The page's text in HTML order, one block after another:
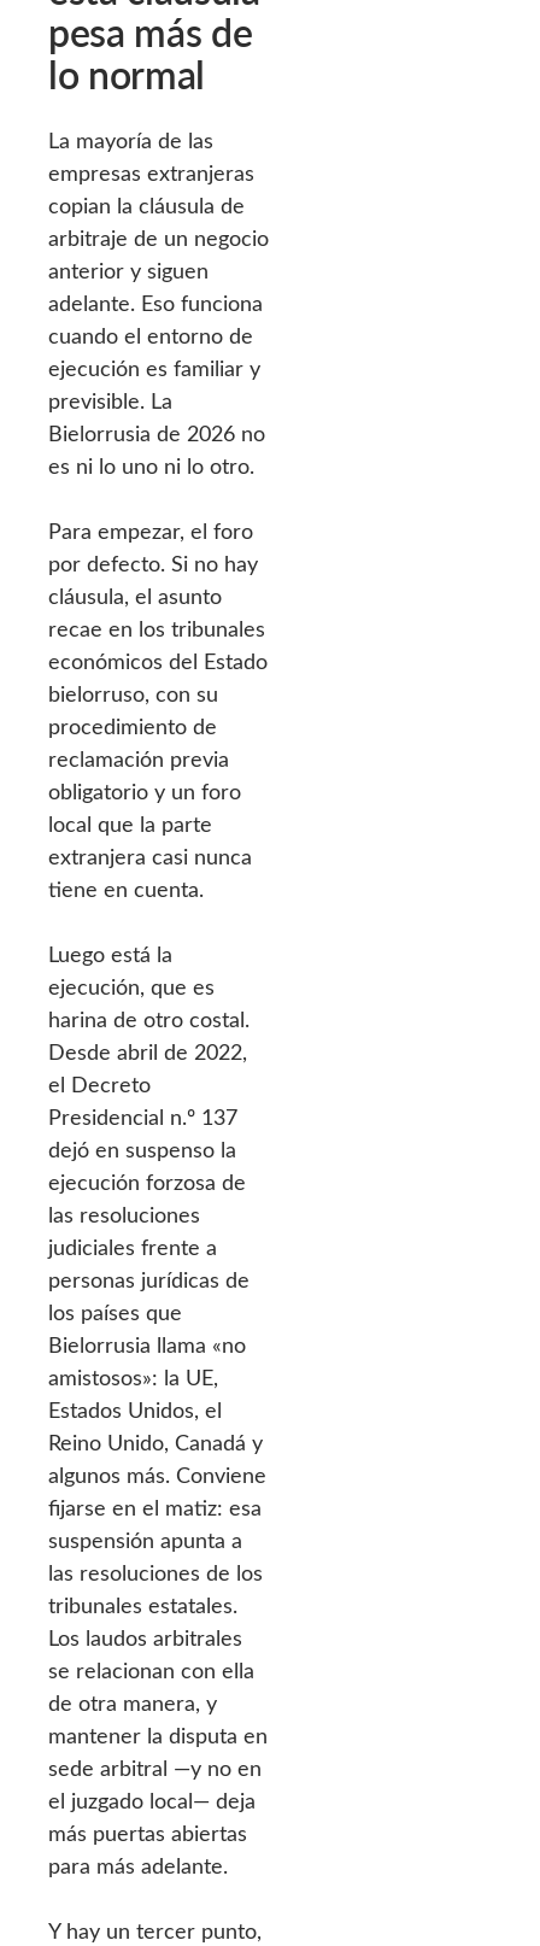
pesa más de
lo normal
La mayoría de las
empresas extranjeras
copian la cláusula de
arbitraje de un negocio
anterior y siguen
adelante. Eso funciona
cuando el entorno de
ejecución es familiar y
previsible. La
Bielorrusia de 2026 no
es ni lo uno ni lo otro.
Para empezar, el foro
por defecto. Si no hay
cláusula, el asunto
recae en los tribunales
económicos del Estado
bielorruso, con su
procedimiento de
reclamación previa
obligatorio y un foro
local que la parte
extranjera casi nunca
tiene en cuenta.
Luego está la
ejecución, que es
harina de otro costal.
Desde abril de 2022,
el Decreto
Presidencial n.º 137
dejó en suspenso la
ejecución forzosa de
las resoluciones
judiciales frente a
personas jurídicas de
los países que
Bielorrusia llama «no
amistosos»: la UE,
Estados Unidos, el
Reino Unido, Canadá y
algunos más. Conviene
fijarse en el matiz: esa
suspensión apunta a
las resoluciones de los
tribunales estatales.
Los laudos arbitrales
se relacionan con ella
de otra manera, y
mantener la disputa en
sede arbitral —y no en
el juzgado local— deja
más puertas abiertas
para más adelante.
Y hay un tercer punto,